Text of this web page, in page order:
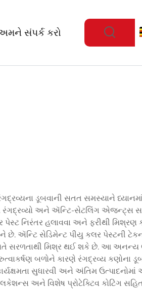
સંપર્ક કરો
ડૂબવાની સતત સમસ્યાને
રંગદ્રવ્યો અને ઍન્ટિ-સેટલિંગ એજન્ટ્સ
નિરંતર હલાવવા અને ફરીથી મિશ્રણ
છે. ઍન્ટિ સેડિમેન્ટ પીયુ કલર પેસ્ટની
સરળતાથી મિશ્ર થઈ શકે છે. આ અનન્ય
બળોને કારણે રંગદ્રવ્ય કણોના
સુધારવી અને અંતિમ
અને વિશેષ પ્રોટેક્ટિવ કોટિંગ